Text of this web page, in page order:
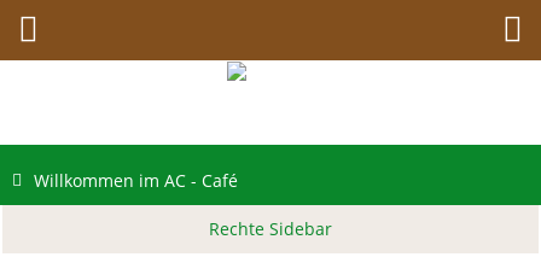
Willkommen im AC - Café